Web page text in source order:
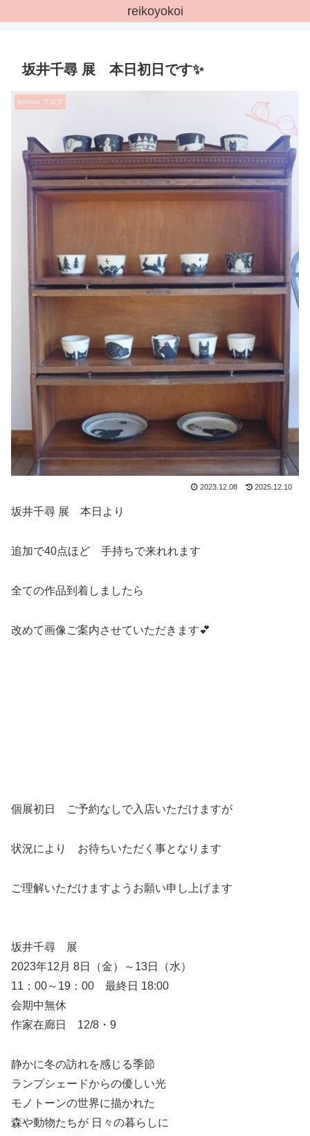
reikoyokoi
坂井千尋 展 本日初日です✨
bonton.ブログ
2023.12.08 2025.12.10
坂井千尋 展 本日より
追加で40点ほど 手持ちで来れれます
全ての作品到着しましたら
改めて画像ご案内させていただきます💕
個展初日 ご予約なしで入店いただけますが
状況により お待ちいただく事となります
ご理解いただけますようお願い申し上げます
坂井千尋 展
2023年12月 8日（金）～13日（水）
11：00～19：00 最終日 18:00
会期中無休
作家在廊日 12/8・9
静かに冬の訪れを感じる季節
ランプシェードからの優しい光
モノトーンの世界に描かれた
森や動物たちが 日々の暮らしに